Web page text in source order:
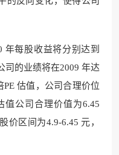
年每股收益将分别达到
司的业绩将在2009 年达
估值，公司合理价位
值公司合理价值为6.45
价区间为4.9-6.45 元，